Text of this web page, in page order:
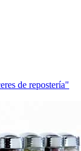
de repostería"